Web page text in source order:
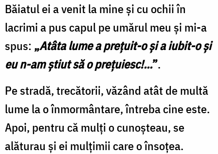
Băiatul ei a venit la mine şi cu ochii în
lacrimi a pus capul pe umărul meu şi mi-a
spus: „Atâta lume a preţuit-o şi a iubit-o şi
eu n-am ştiut să o preţuiesc!...”.
Pe stradă, trecătorii, văzând atât de multă
lume la o înmormântare, întreba cine este.
Apoi, pentru că mulţi o cunoşteau, se
alăturau şi ei mulţimii care o însoţea.